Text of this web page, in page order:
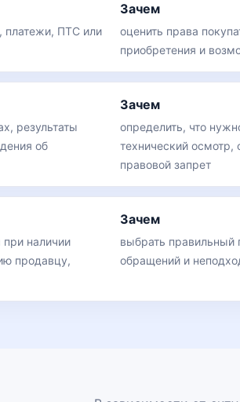
платежи, ПТС или
Зачем
оценить права
приобретения и
результаты
об
Зачем
определить, что
технический осмотр,
правовой запрет
при наличии
продавцу,
Зачем
выбрать правильный
обращений и